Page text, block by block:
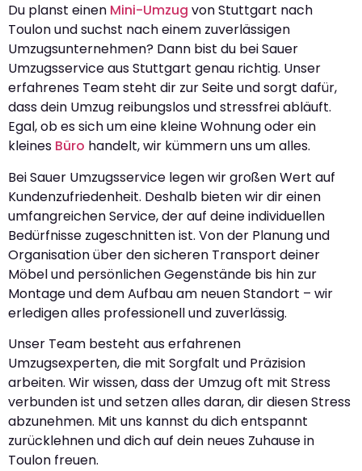
Du planst einen Mini-Umzug von Stuttgart nach
Toulon und suchst nach einem zuverlässigen
Umzugsunternehmen? Dann bist du bei Sauer
Umzugsservice aus Stuttgart genau richtig. Unser
erfahrenes Team steht dir zur Seite und sorgt dafür,
dass dein Umzug reibungslos und stressfrei abläuft.
Egal, ob es sich um eine kleine Wohnung oder ein
kleines Büro handelt, wir kümmern uns um alles.
Bei Sauer Umzugsservice legen wir großen Wert auf
Kundenzufriedenheit. Deshalb bieten wir dir einen
umfangreichen Service, der auf deine individuellen
Bedürfnisse zugeschnitten ist. Von der Planung und
Organisation über den sicheren Transport deiner
Möbel und persönlichen Gegenstände bis hin zur
Montage und dem Aufbau am neuen Standort – wir
erledigen alles professionell und zuverlässig.
Unser Team besteht aus erfahrenen
Umzugsexperten, die mit Sorgfalt und Präzision
arbeiten. Wir wissen, dass der Umzug oft mit Stress
verbunden ist und setzen alles daran, dir diesen Stress
abzunehmen. Mit uns kannst du dich entspannt
zurücklehnen und dich auf dein neues Zuhause in
Toulon freuen.